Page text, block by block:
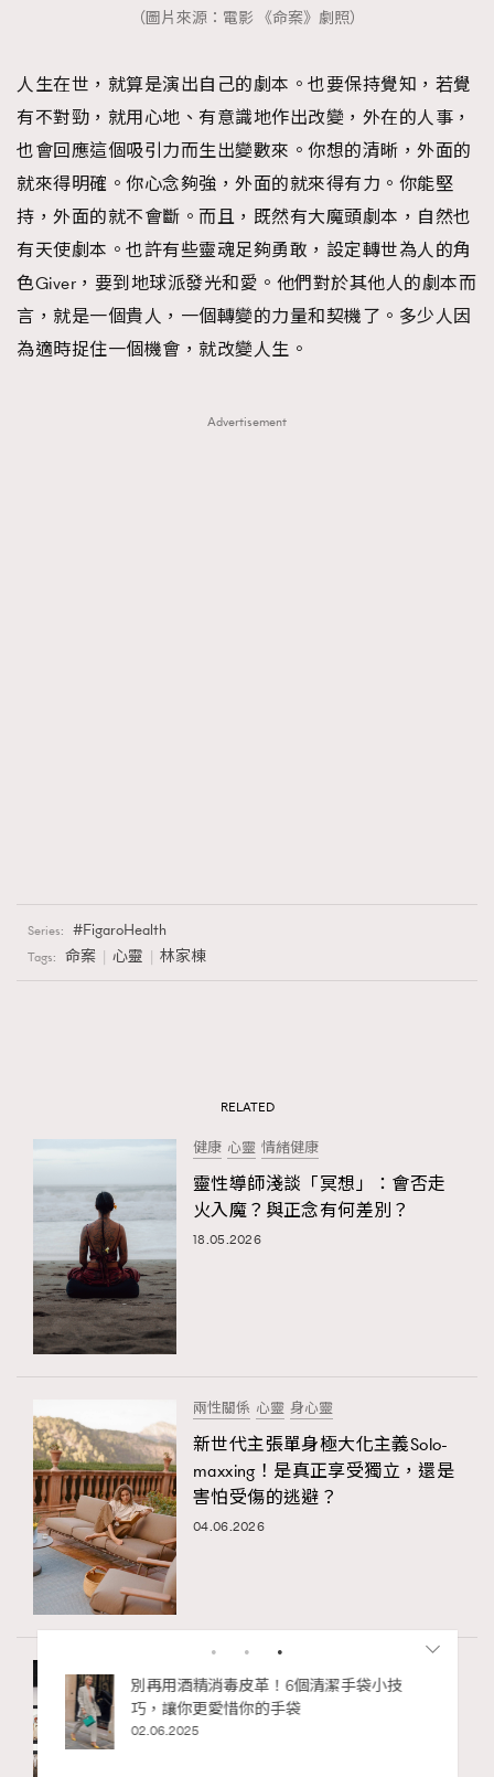
（圖片來源：電影 《命案》劇照）
人生在世，就算是演出自己的劇本。也要保持覺知，若覺
有不對勁，就用心地、有意識地作出改變，外在的人事，
也會回應這個吸引力而生出變數來。你想的清晰，外面的
就來得明確。你心念夠強，外面的就來得有力。你能堅
持，外面的就不會斷。而且，既然有大魔頭劇本，自然也
有天使劇本。也許有些靈魂足夠勇敢，設定轉世為人的角
色Giver，要到地球派發光和愛。他們對於其他人的劇本而
言，就是一個貴人，一個轉變的力量和契機了。多少人因
為適時捉住一個機會，就改變人生。
Advertisement
Series: FigaroHealth
Tags: 命案 心靈 林家棟
RELATED
健康 心靈 情緒健康
靈性導師淺談「冥想」：會否走
火入魔？與正念有何差別？
18.05.2026
兩性關係 心靈 身心靈
新世代主張單身極大化主義Solo-
maxxing！是真正享受獨立，還是
害怕受傷的逃避？
04.06.2026
展覽不是只看畫，而是療癒自
己！在展覽中找回內在平靜